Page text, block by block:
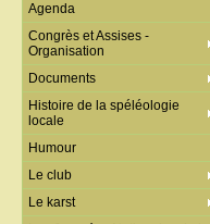
Agenda
Congrès et Assises -
Organisation
Documents
Histoire de la spéléologie
locale
Humour
Le club
Le karst